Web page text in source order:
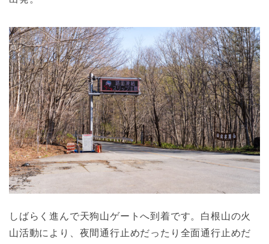
しばらく進んで天狗山ゲートへ到着です。白根山の火
山活動により、夜間通行止めだったり全面通行止めだ